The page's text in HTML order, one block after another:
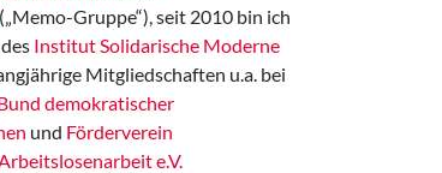
(„Memo-Gruppe“), seit 2010 bin ich
Institut Solidarische Moderne
Mitgliedschaften u.a. bei
demokratischer
und Förderverein
e.V.